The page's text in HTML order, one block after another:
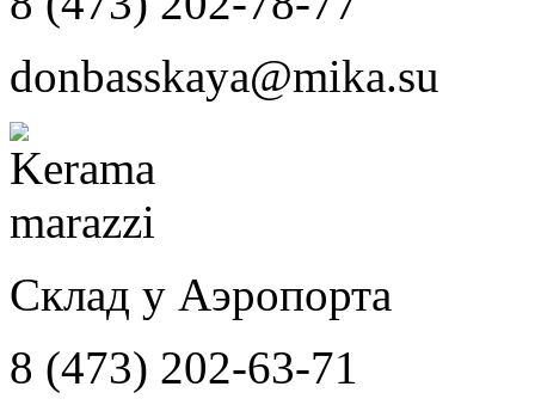
donbasskaya@mika.su
Склад у Аэропорта
8 (473) 202-63-71